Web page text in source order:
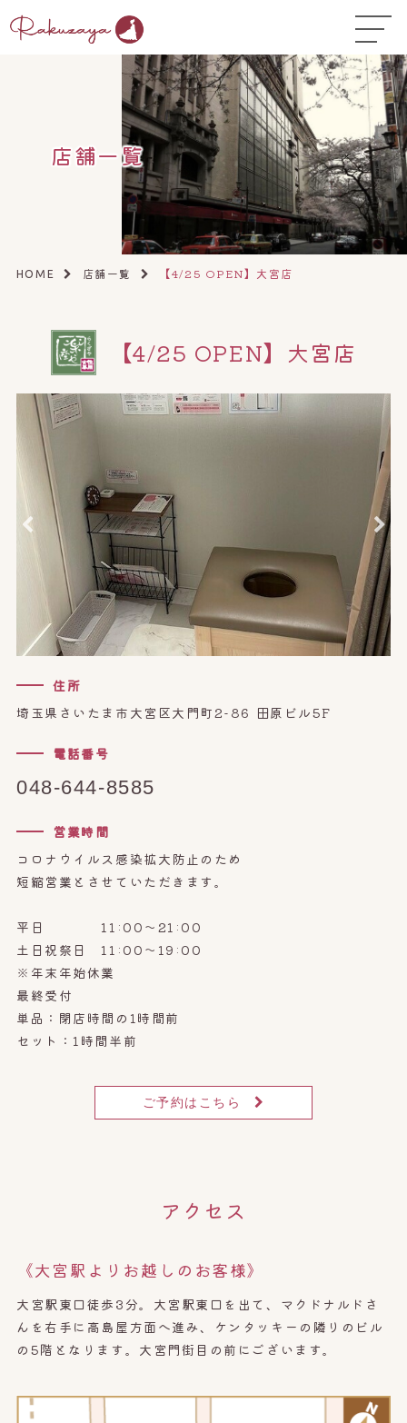
TOP
はじめての方へ▼
コース料金
よくある質問
お悩み温活ガイド▼
店舗一覧▼
開業サポート▼
オンライン予約はこちら
店舗一覧
HOME 店舗一覧 【4/25 OPEN】大宮店
【4/25 OPEN】大宮店
住所
埼玉県さいたま市大宮区大門町2-86 田原ビル5F
電話番号
048-644-8585
営業時間
コロナウイルス感染拡大防止のため
短縮営業とさせていただきます。
平日 11:00～21:00
土日祝祭日 11:00～19:00
※年末年始休業
最終受付
単品：閉店時間の1時間前
セット：1時間半前
ご予約はこちら
アクセス
《大宮駅よりお越しのお客様》
大宮駅東口徒歩3分。大宮駅東口を出て、マクドナルドさ
んを右手に高島屋方面へ進み、ケンタッキーの隣りのビル
の5階となります。大宮門街目の前にございます。